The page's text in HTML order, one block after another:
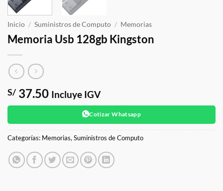
Inicio / Suministros de Computo / Memorias
Memoria Usb 128gb Kingston
S/ 37.50 Incluye IGV
Cotizar Whatsapp
Categorías: Memorias, Suministros de Computo